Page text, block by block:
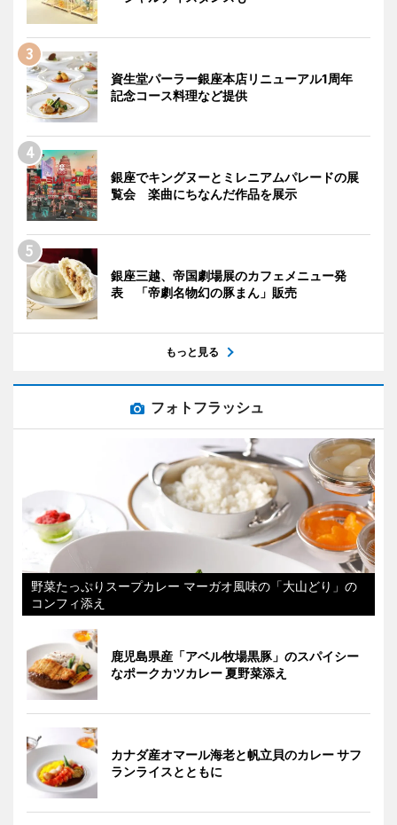
資生堂パーラー銀座本店リニューアル1周年
記念コース料理など提供
銀座でキングヌーとミレニアムパレードの展
覧会 楽曲にちなんだ作品を展示
銀座三越、帝国劇場展のカフェメニュー発
表 「帝劇名物幻の豚まん」販売
もっと見る
フォトフラッシュ
野菜たっぷりスープカレー マーガオ風味の「大山どり」の
コンフィ添え
鹿児島県産「アベル牧場黒豚」のスパイシー
なポークカツカレー 夏野菜添え
カナダ産オマール海老と帆立貝のカレー サフ
ランライスとともに